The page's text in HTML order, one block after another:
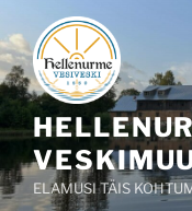
sisu
juurde
ELAMUSI TÄIS